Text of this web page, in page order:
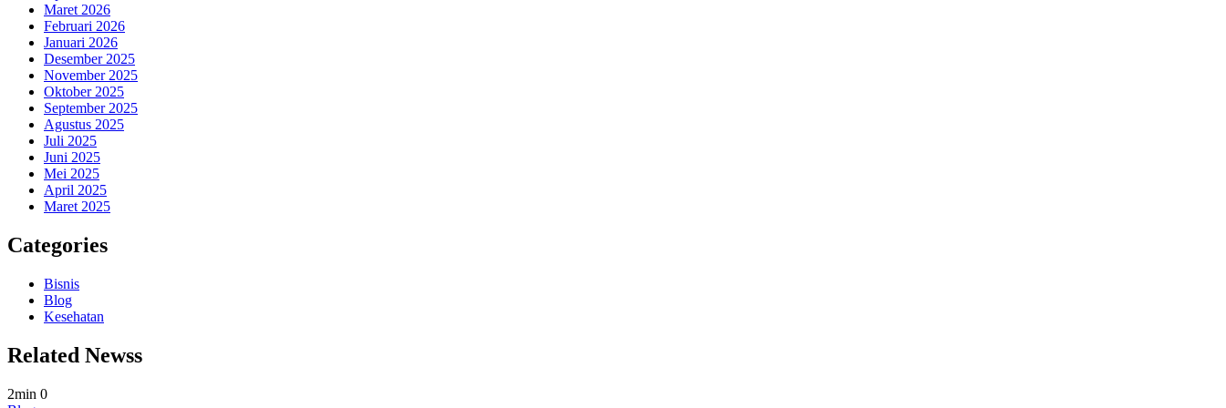
Maret 2026
Februari 2026
Januari 2026
Desember 2025
November 2025
Oktober 2025
September 2025
Agustus 2025
Juli 2025
Juni 2025
Mei 2025
April 2025
Maret 2025
Categories
Bisnis
Blog
Kesehatan
Related Newss
2min 0